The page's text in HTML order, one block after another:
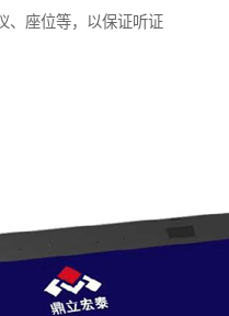
、座位等，以保证听证